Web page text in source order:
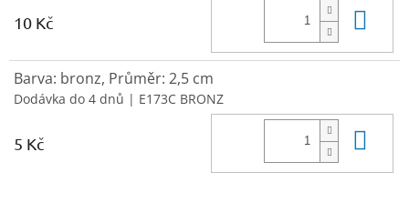
10 Kč
Barva: bronz, Průměr: 2,5 cm
Dodávka do 4 dnů | E173C BRONZ
5 Kč